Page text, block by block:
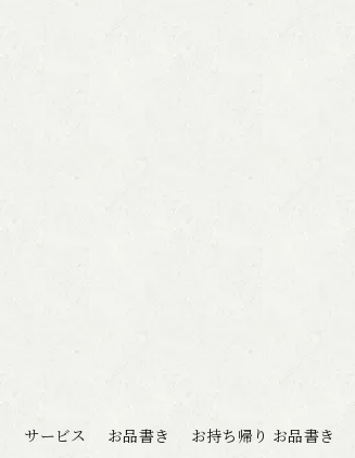
サービス お品書き お持ち帰り お品書き